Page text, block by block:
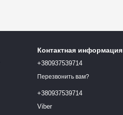
Контактная информация
+380937539714
Перезвонить вам?
+380937539714
Viber